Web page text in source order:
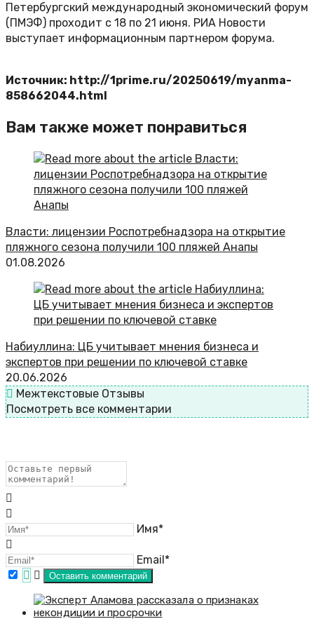
Петербургский международный экономический форум
(ПМЭФ) проходит с 18 по 21 июня. РИА Новости
выступает информационным партнером форума.
Источник: http://1prime.ru/20250619/myanma-
858662044.html
Вам также может понравиться
Власти: лицензии Роспотребнадзора на открытие
пляжного сезона получили 100 пляжей Анапы
01.08.2026
Набиуллина: ЦБ учитывает мнения бизнеса и
экспертов при решении по ключевой ставке
20.06.2026
Межтекстовые Отзывы
Посмотреть все комментарии
Имя*
Email*